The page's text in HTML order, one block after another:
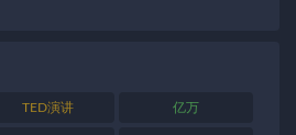
TED演讲 亿万